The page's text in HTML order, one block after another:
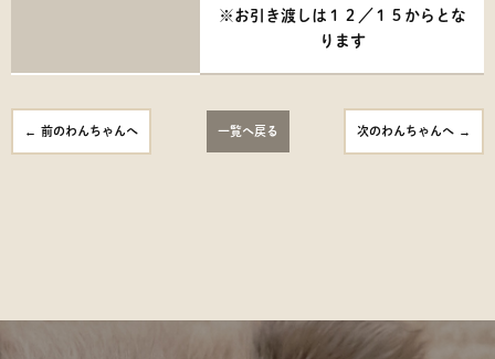
※お引き渡しは１２／１５からとな
ります
前のわんちゃんへ 一覧へ戻る 次のわんちゃんへ